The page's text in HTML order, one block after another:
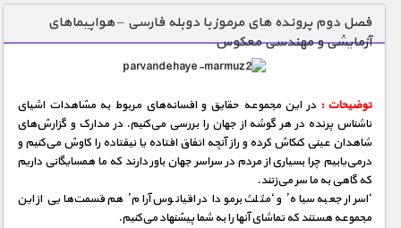
فصل دوم پرونده های مرموز با دوبله فارسی – هواپیماهای
آزمایشی و مهندسی معکوس
توضیحات :در این مجموعه حقایق و افسانه‌های مربوط به مشاهدات اشیای
ناشناس پرنده در هر گوشه از جهان را بررسی می‌كنیم. در مدارک و گزارش‌های
شاهدان عینی كنكاش كرده و راز آنچه اتفاق‌ افتاده یا نیفتاده را کاوش می‌كنیم و
درمی‌یابیم چرا بسیاری از مردم در سراسر جهان باور دارند که ما همسایگانی داریم
که گاهی به ما سر می‌زنند.
‘اسرار جعبه سیاه’ و ‘مثلث برمودا در اقیانوس آرام’ هم قسمت‌هایی از این
مجموعه هستند که تماشای آنها را به شما پیشنهاد می‌کنیم.